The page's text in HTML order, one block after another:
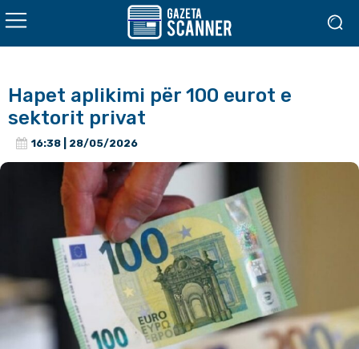
Hapet aplikimi për 100 eurot e
sektorit privat
16:38 | 28/05/2026